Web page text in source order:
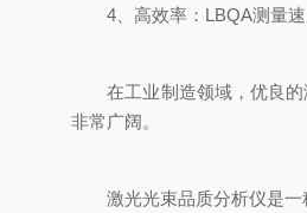
4、高效率：LBQA测量速
在工业制造领域，优良的
非常广阔。
激光光束品质分析仪是一种